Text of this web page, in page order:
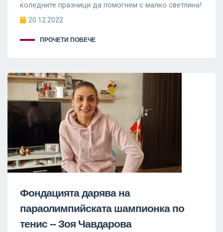
коледните празници да помогнем с малко светлина!
20.12.2022
ПРОЧЕТИ ПОВЕЧЕ
Фондацията дарява на
параолимпийската шампионка по
тенис -- Зоя Чавдарова